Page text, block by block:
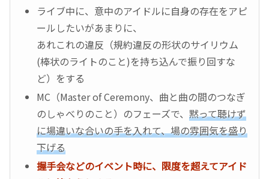
ライブ中に、意中のアイドルに自身の存在をアピ
ールしたいがあまりに、
あれこれの違反（規約違反の形状のサイリウム
(棒状のライトのこと)を持ち込んで振り回すな
ど）をする
MC（Master of Ceremony、曲と曲の間のつなぎ
のしゃべりのこと）のフェーズで、黙って聴けず
に場違いな合いの手を入れて、場の雰囲気を盛り
下げる
握手会などのイベント時に、限度を超えてアイド